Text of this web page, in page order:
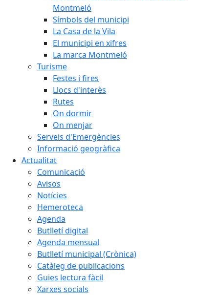
Montmeló
Símbols del municipi
La Casa de la Vila
El municipi en xifres
La marca Montmeló
Turisme
Festes i fires
Llocs d'interès
Rutes
On dormir
On menjar
Serveis d'Emergències
Informació geogràfica
Actualitat
Comunicació
Avisos
Notícies
Hemeroteca
Agenda
Butlletí digital
Agenda mensual
Butlletí municipal (Crònica)
Catàleg de publicacions
Guies lectura fàcil
Xarxes socials